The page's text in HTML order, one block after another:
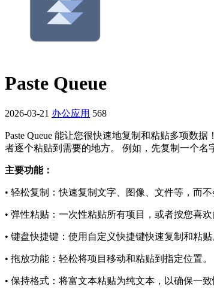
Paste Queue
2026-03-21 办公应用 568
Paste Queue 能让您很快速地复制和粘贴多项数
者逐个粘贴到需要的地方。 例如，先复制一个名
主要功能：
• 轻松复制：快速复制文字、图像、文件等，而不
• 弹性粘贴：一次性粘贴所有项目，或者按您喜欢
• 键盘快捷键：使用自定义快捷键快速复制和粘贴
• 拖放功能：轻松将项目移动和粘贴到指定位置。
• 保持格式：将富文本粘贴为纯文本，以确保一致